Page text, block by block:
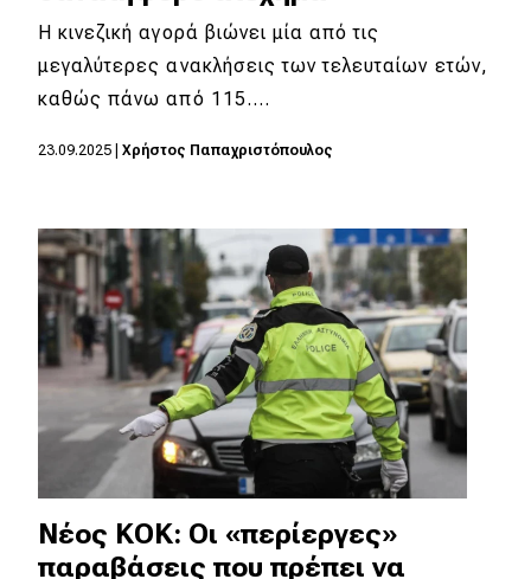
WRC
Motorsport
Νέα
Τεχνολογία
Mobility
Σταθμοί φόρτισης
Classic
Νέα
Παρουσιάσεις
Η κινεζική αγορά βιώνει μία από τις
μεγαλύτερες ανακλήσεις των τελευταίων ετών,
καθώς πάνω από 115.…
23.09.2025 Χρήστος Παπαχριστόπουλος
Νέος ΚΟΚ: Οι «περίεργες»
παραβάσεις που πρέπει να